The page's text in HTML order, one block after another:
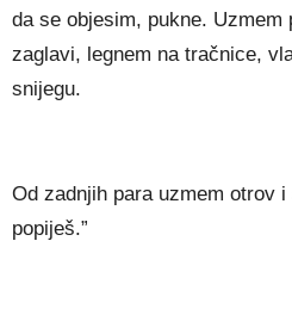
da se objesim, pukne. Uzmem
zaglavi, legnem na tračnice,
snijegu.
Od zadnjih para uzmem otrov
popiješ.”